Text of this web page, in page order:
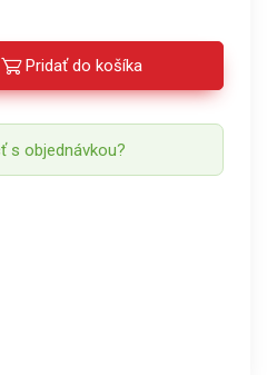
Pridať do košíka
s objednávkou?